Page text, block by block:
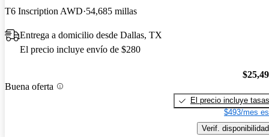
T6 Inscription AWD 54,685 millas
Entrega a domicilio desde Dallas, TX
El precio incluye envío de $280
Buena oferta
El precio incluye tasas
$493/mes
Verif. disponibilidad